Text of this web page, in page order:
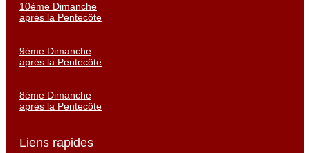
10ème Dimanche
après la Pentecôte
9ème Dimanche
après la Pentecôte
8ème Dimanche
après la Pentecôte
Liens rapides